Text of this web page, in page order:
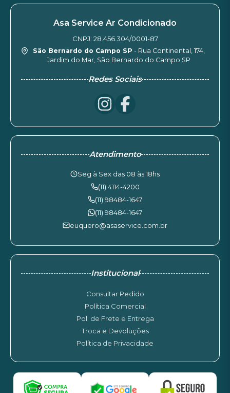
Asa Service Ar Condicionado
CNPJ: 28.456.304/0001-87
São Bernardo do Campo SP - Rua Continental, 174,
Jardim do Mar, São Bernardo do Campo SP
Redes Sociais
Atendimento
Seg à Sex das 08 às 18hs
(11) 4114-4200
(11) 98484-1647
(11) 98484-1647
euquero@asaservice.com.br
Institucional
Consultar Pedido
Política Comercial
Pol. de Frete e Entrega
Troca e Devoluções
Política de Privacidade